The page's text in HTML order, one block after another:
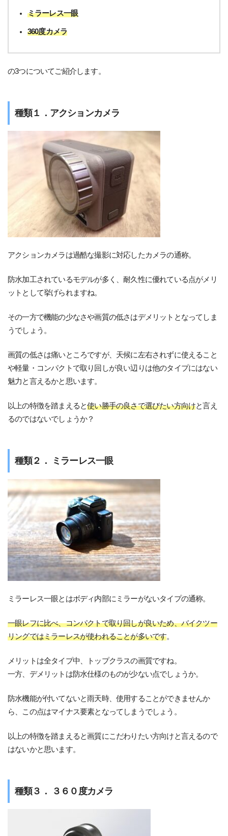
ミラーレス一眼
360度カメラ
の3つについてご紹介します。
種類１．アクションカメラ
アクションカメラは過酷な撮影に対応したカメラの通称。
防水加工されているモデルが多く、耐久性に優れている点がメリ
ットとして挙げられますね。
その一方で機能の少なさや画質の低さはデメリットとなってしま
うでしょう。
画質の低さは痛いところですが、天候に左右されずに使えること
や軽量・コンパクトで取り回しが良い辺りは他のタイプにはない
魅力と言えるかと思います。
以上の特徴を踏まえると使い勝手の良さで選びたい方向けと言え
るのではないでしょうか？
種類２． ミラーレス一眼
ミラーレス一眼とはボディ内部にミラーがないタイプの通称。
一眼レフに比べ、コンパクトで取り回しが良いため、バイクツー
リングではミラーレスが使われることが多いです。
メリットは全タイプ中、トップクラスの画質ですね。
一方、デメリットは防水仕様のものが少ない点でしょうか。
防水機能が付いてないと雨天時、使用することができませんか
ら、この点はマイナス要素となってしまうでしょう。
以上の特徴を踏まえると画質にこだわりたい方向けと言えるので
はないかと思います。
種類３． ３６０度カメラ